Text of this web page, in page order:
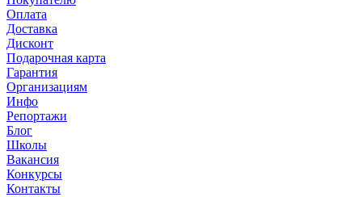
Оплата
Доставка
Дисконт
Подарочная карта
Гарантия
Организациям
Инфо
Репортажи
Блог
Школы
Вакансия
Конкурсы
Контакты